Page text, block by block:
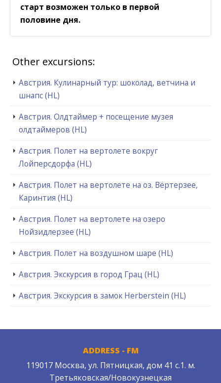
старт возможен только в первой
половине дня.
Other excursions:
Австрия. Кулинарный тур: шоколад, ветчина и
шнапс (HL)
Австрия. Олдтаймер + посещение музея
олдтаймеров (HL)
Австрия. Полет на вертолете вокруг
Лойперсдорфа (HL)
Австрия. Полет на вертолете на оз. Вёртерзее,
Каринтия (HL)
Австрия. Полет на вертолете на озеро
Нойзидлерзеe (HL)
Австрия. Полет на воздушном шаре (HL)
Австрия. Экскурсия в город Грац (HL)
Австрия. Экскурсия в замок Herberstein (HL)
ADDRESS - FM
119017 Москва, ул. Пятницкая, дом 41 с.1. м.
Третьяковская/Новокузнецкая